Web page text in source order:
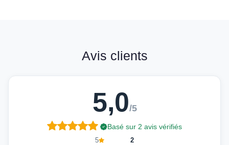
Avis clients
5,0/5
Basé sur 2 avis vérifiés
5
2